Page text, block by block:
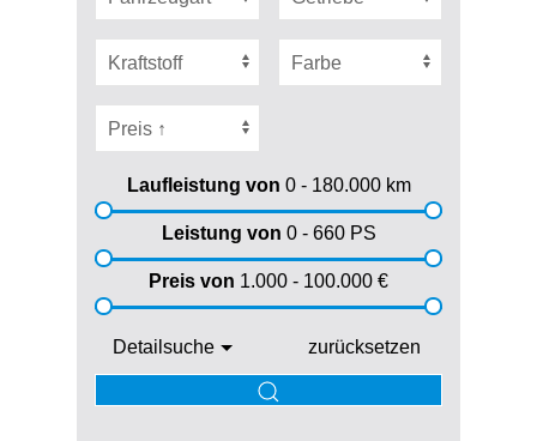
Laufleistung von 0 - 180.000km
Leistung von 0 - 660PS
Preis von 1.000 - 100.000 €
Detailsuche zurücksetzen